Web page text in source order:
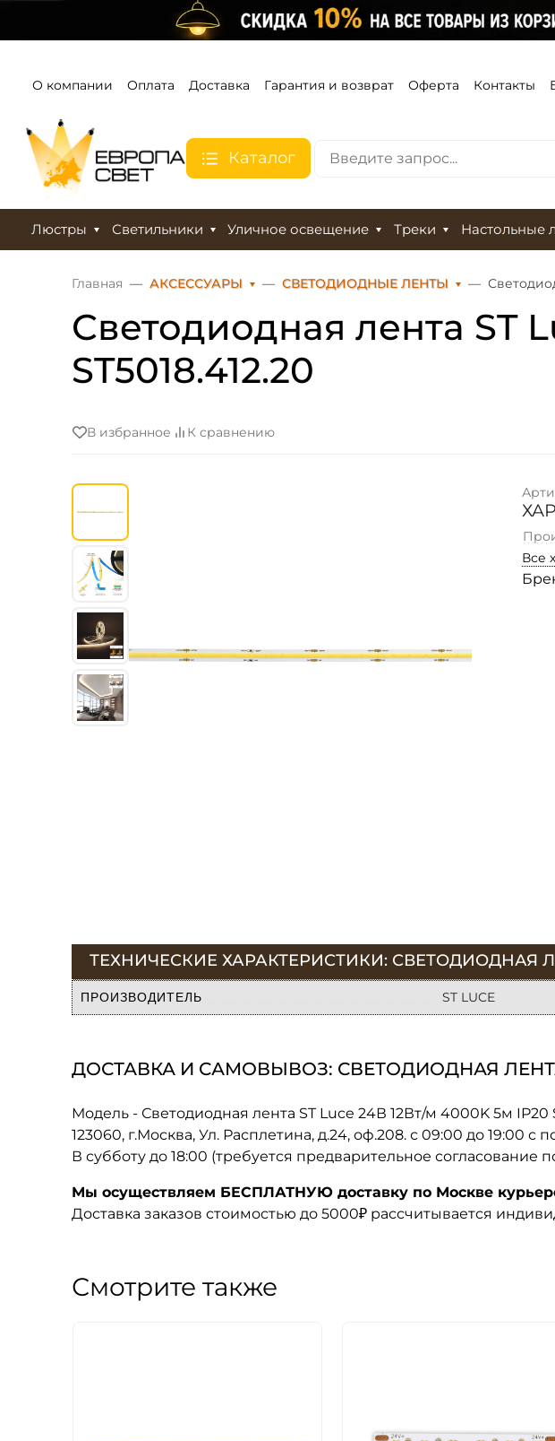
О компании Оплата Доставка Гарантия и возврат Оферта Контакты
Каталог
Люстры Светильники Уличное освещение Треки Настольные
Главная АКСЕССУАРЫ СВЕТОДИОДНЫЕ ЛЕНТЫ
Светодиодная лента ST
ST5018.412.20
В избранное К сравнению
Все
ТЕХНИЧЕСКИЕ ХАРАКТЕРИСТИКИ: СВЕТОДИОДНАЯ
ПРОИЗВОДИТЕЛЬ ST LUCE
ДОСТАВКА И САМОВЫВОЗ: СВЕТОДИОДНАЯ ЛЕНТА
Модель - Светодиодная лента ST Luce 24В 12Вт/м 4000K 5м IP20
123060, г.Москва, Ул. Расплетина, д.24, оф.208. с 09:00 до 19:00 с
В субботу до 18:00 (требуется предварительное согласование
Мы осуществляем БЕСПЛАТНУЮ доставку по Москве
Доставка заказов стоимостью до 5000₽ рассчитывается
Смотрите также